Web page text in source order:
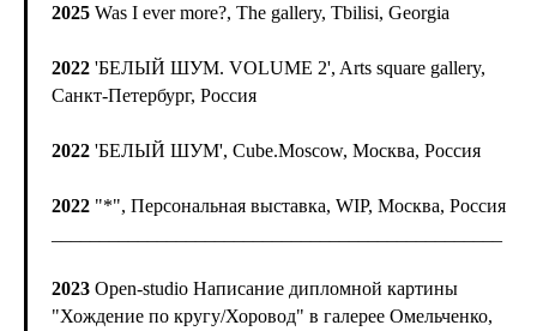
2025 Was I ever more?, The gallery, Tbilisi, Georgia
2022 'БЕЛЫЙ ШУМ. VOLUME 2', Arts square gallery,
Санкт-Петербург, Россия
2022 'БЕЛЫЙ ШУМ', Cube.Moscow, Москва, Россия
2022 "*", Персональная выставка, WIP, Москва, Россия
2023 Open-studio Написание дипломной картины
"Хождение по кругу/Хоровод" в галерее Омельченко,